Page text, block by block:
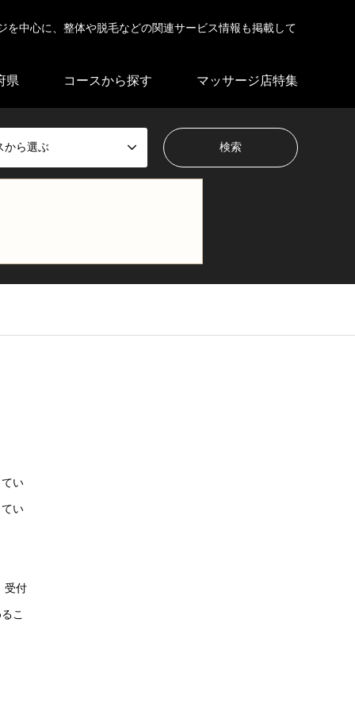
中心に、整体や脱毛などの関連サービス情報も掲載して
県 コースから探す マッサージ店特集
から選ぶ
い
い
受付
こ